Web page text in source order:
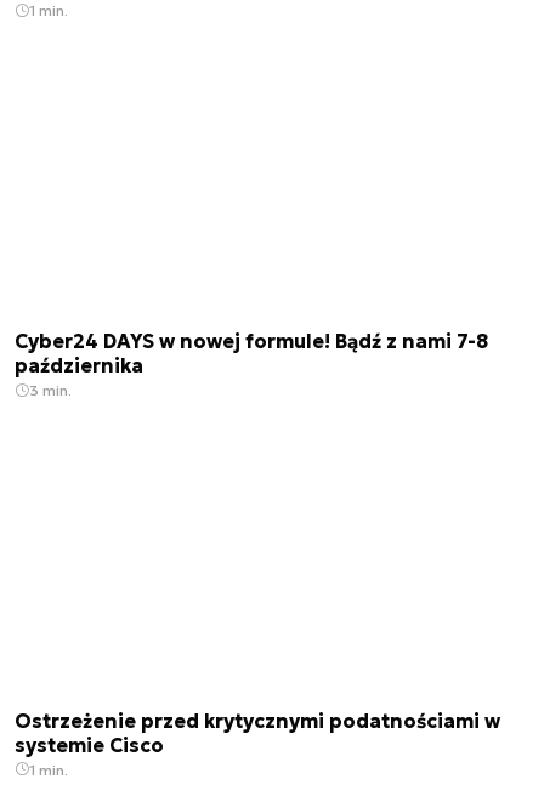
1 min.
Cyber24 DAYS w nowej formule! Bądź z nami 7-8
października
3 min.
Ostrzeżenie przed krytycznymi podatnościami w
systemie Cisco
1 min.